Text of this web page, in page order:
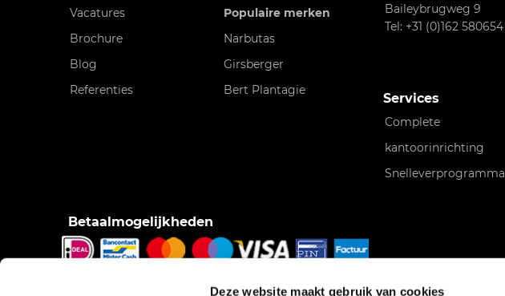
Deze website maakt gebruik van cookies
Vacatures
Populaire merken
Brochure
Narbutas
Blog
Girsberger
Referenties
Bert Plantagie
Betaalmogelijkheden
Baileybrugweg 9
Tel: +31 (0)162 580654
Services
Complete
kantoorinrichting
Snelleverprogramma